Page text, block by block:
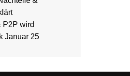
P2P wird
Januar 25